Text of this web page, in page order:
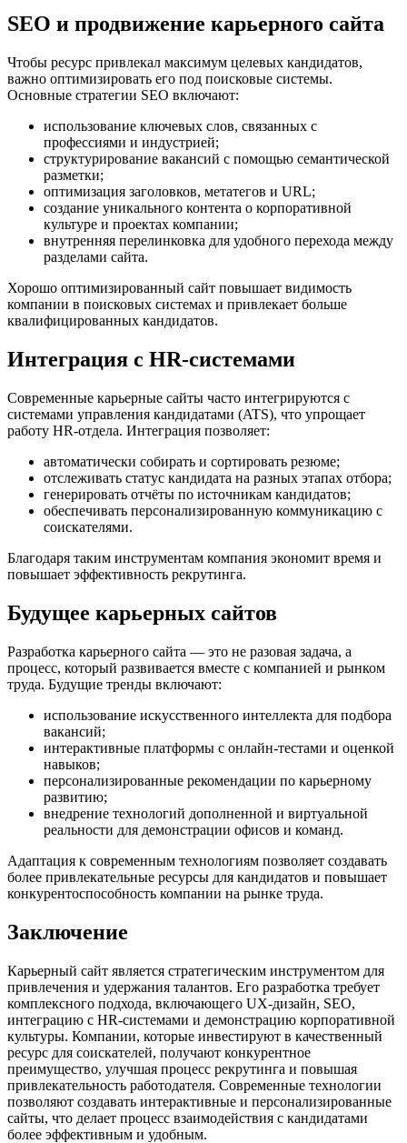
SEO и продвижение карьерного сайта
Чтобы ресурс привлекал максимум целевых кандидатов,
важно оптимизировать его под поисковые системы.
Основные стратегии SEO включают:
использование ключевых слов, связанных с
профессиями и индустрией;
структурирование вакансий с помощью семантической
разметки;
оптимизация заголовков, метатегов и URL;
создание уникального контента о корпоративной
культуре и проектах компании;
внутренняя перелинковка для удобного перехода между
разделами сайта.
Хорошо оптимизированный сайт повышает видимость
компании в поисковых системах и привлекает больше
квалифицированных кандидатов.
Интеграция с HR-системами
Современные карьерные сайты часто интегрируются с
системами управления кандидатами (ATS), что упрощает
работу HR-отдела. Интеграция позволяет:
автоматически собирать и сортировать резюме;
отслеживать статус кандидата на разных этапах отбора;
генерировать отчёты по источникам кандидатов;
обеспечивать персонализированную коммуникацию с
соискателями.
Благодаря таким инструментам компания экономит время и
повышает эффективность рекрутинга.
Будущее карьерных сайтов
Разработка карьерного сайта — это не разовая задача, а
процесс, который развивается вместе с компанией и рынком
труда. Будущие тренды включают:
использование искусственного интеллекта для подбора
вакансий;
интерактивные платформы с онлайн-тестами и оценкой
навыков;
персонализированные рекомендации по карьерному
развитию;
внедрение технологий дополненной и виртуальной
реальности для демонстрации офисов и команд.
Адаптация к современным технологиям позволяет создавать
более привлекательные ресурсы для кандидатов и повышает
конкурентоспособность компании на рынке труда.
Заключение
Карьерный сайт является стратегическим инструментом для
привлечения и удержания талантов. Его разработка требует
комплексного подхода, включающего UX-дизайн, SEO,
интеграцию с HR-системами и демонстрацию корпоративной
культуры. Компании, которые инвестируют в качественный
ресурс для соискателей, получают конкурентное
преимущество, улучшая процесс рекрутинга и повышая
привлекательность работодателя. Современные технологии
позволяют создавать интерактивные и персонализированные
сайты, что делает процесс взаимодействия с кандидатами
более эффективным и удобным.